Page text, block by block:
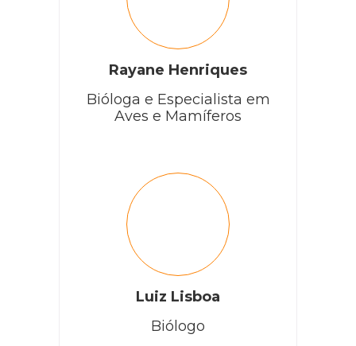
Rayane Henriques
Bióloga e Especialista em
Aves e Mamíferos
Luiz Lisboa
Biólogo